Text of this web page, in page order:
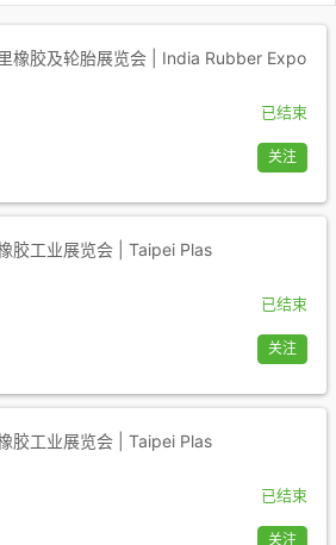
橡胶及轮胎展览会 | India Rubber Expo
已结束
关注
胶工业展览会 | Taipei Plas
已结束
关注
胶工业展览会 | Taipei Plas
已结束
关注